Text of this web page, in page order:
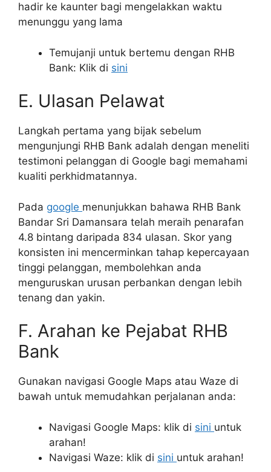
hadir ke kaunter bagi mengelakkan waktu
menunggu yang lama
Temujanji untuk bertemu dengan RHB
Bank: Klik di sini
E. Ulasan Pelawat
Langkah pertama yang bijak sebelum
mengunjungi RHB Bank adalah dengan meneliti
testimoni pelanggan di Google bagi memahami
kualiti perkhidmatannya.
Pada google menunjukkan bahawa RHB Bank
Bandar Sri Damansara telah meraih penarafan
4.8 bintang daripada 834 ulasan. Skor yang
konsisten ini mencerminkan tahap kepercayaan
tinggi pelanggan, membolehkan anda
menguruskan urusan perbankan dengan lebih
tenang dan yakin.
F. Arahan ke Pejabat RHB
Bank
Gunakan navigasi Google Maps atau Waze di
bawah untuk memudahkan perjalanan anda:
Navigasi Google Maps: klik di sini untuk
arahan!
Navigasi Waze: klik di sini untuk arahan!